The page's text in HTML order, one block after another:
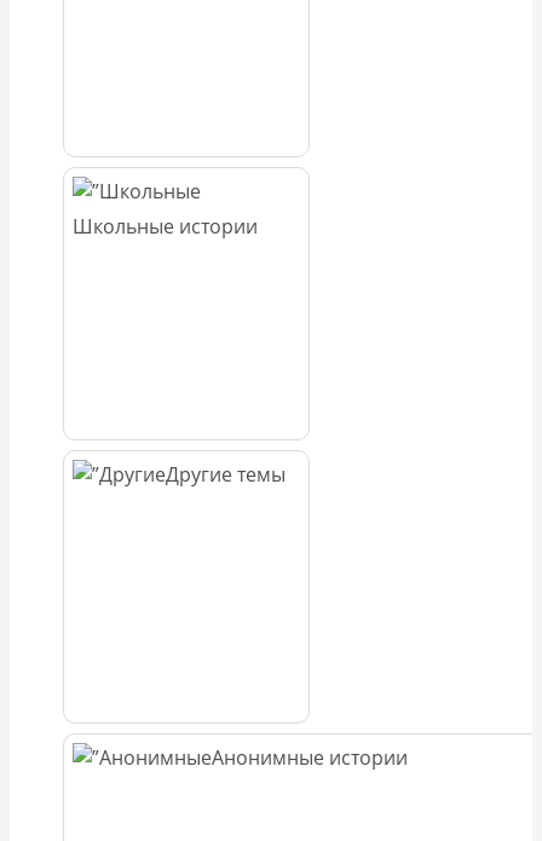
Школьные истории
Другие темы
Анонимные истории